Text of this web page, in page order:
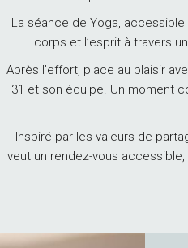
La séance de Yoga,
corps et l’esprit à travers
Après l’effort, place au plaisir
31 et son équipe. Un moment
Inspiré par les valeurs de
veut un rendez-vous